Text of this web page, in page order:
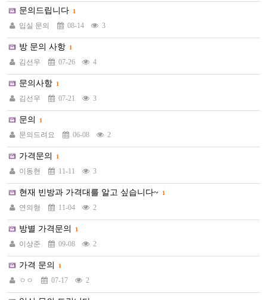
문의드립니다 1
입실 문의 08-14 3
방 문의 사항 1
김선우 07-26 4
문의사항 1
김선우 07-21 3
문의 1
문의드려요 06-08 2
가격문의 1
이동현 11-11 3
현재 빈방과 가격대를 알고 싶습니다~ 1
연의형 11-04 2
방별 가격문의 1
이상준 09-08 2
가격 문의 1
ㅇㅇ 07-17 2